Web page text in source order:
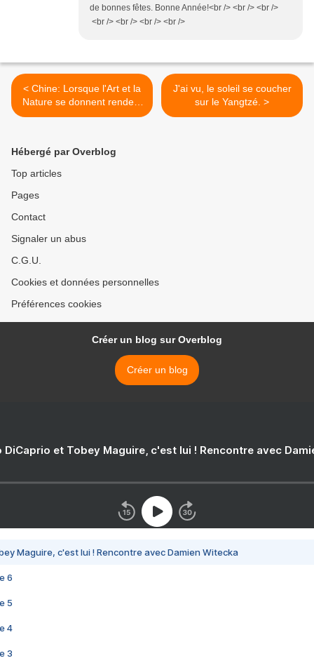
de bonnes fêtes. Bonne Année!<br /> <br /> <br />
<br /> <br /> <br /> <br />
< Chine: Lorsque l'Art et la
Nature se donnent rendez-
vous
J'ai vu, le soleil se coucher
sur le Yangtzé. >
Hébergé par Overblog
Top articles
Pages
Contact
Signaler un abus
C.G.U.
Cookies et données personnelles
Préférences cookies
Créer un blog sur Overblog
Créer un blog
DiCaprio et Tobey Maguire, c'est lui ! Rencontre avec
Maguire, c'est lui ! Rencontre avec Damien Witecka
6
5
4
3